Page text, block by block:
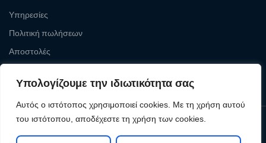
Υπολογίζουμε την ιδιωτικότητα σας
Αυτός ο ιστότοπος χρησιμοποιεί cookies. Με τη χρήση αυτού
του ιστότοπου, αποδέχεστε τη χρήση των cookies.
Υπηρεσίες
Πολιτική πωλήσεων
Αποστολές
Copyright © 2026Levelcom| Powered by Levelcom